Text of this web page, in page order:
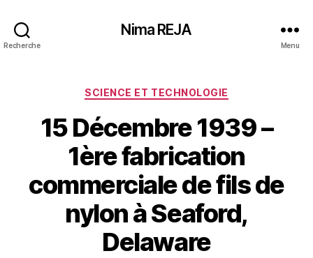
Recherche
Nima REJA
Menu
Catégories
SCIENCE ET TECHNOLOGIE
15 Décembre 1939 –
1ère fabrication
commerciale de fils de
nylon à Seaford,
Delaware